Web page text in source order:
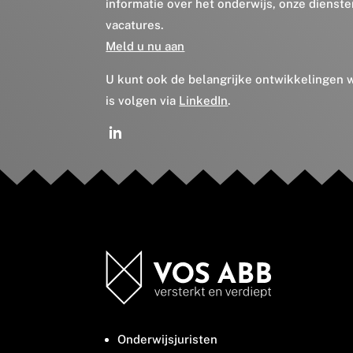
informatie over het onderwijs, onze
vacatures.
Meld u nu aan
U kunt ook de belangrijke ontwikkelingen
is volgen via LinkedIn.
Onderwijsjuristen